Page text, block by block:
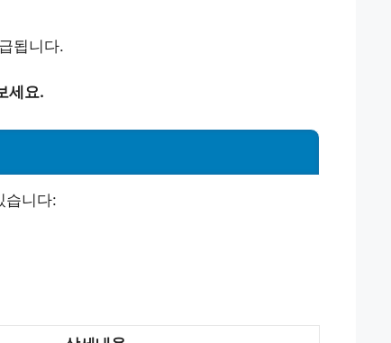
됩니다.
세요.
습니다: